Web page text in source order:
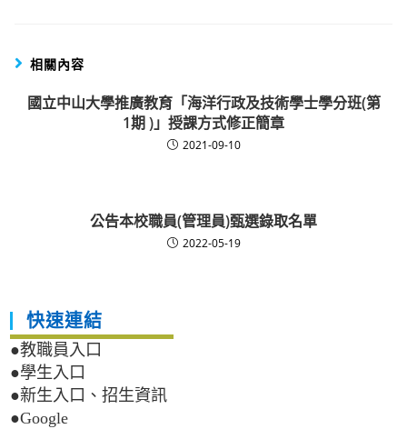
相關內容
國立中山大學推廣教育「海洋行政及技術學士學分班(第
1期 )」授課方式修正簡章
2021-09-10
公告本校職員(管理員)甄選錄取名單
2022-05-19
快速連結
●教職員入口
●學生入口
●新生入口、招生資訊
●Google